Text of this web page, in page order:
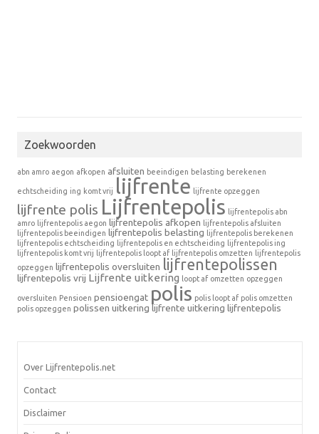
Zoekwoorden
abn amro aegon afkopen afsluiten beeindigen belasting berekenen
echtscheiding ing komt vrij lijfrente lijfrente opzeggen
lijfrente polis Lijfrentepolis lijfrentepolis abn
amro lijfrentepolis aegon lijfrentepolis afkopen lijfrentepolis afsluiten
lijfrentepolis beeindigen lijfrentepolis belasting lijfrentepolis berekenen
lijfrentepolis echtscheiding lijfrentepolis en echtscheiding lijfrentepolis ing
lijfrentepolis komt vrij lijfrentepolis loopt af lijfrentepolis omzetten lijfrentepolis
opzeggen lijfrentepolis oversluiten lijfrentepolissen
lijfrentepolis vrij Lijfrente uitkering loopt af omzetten opzeggen
oversluiten Pensioen pensioengat polis polis loopt af polis omzetten
polis opzeggen polissen uitkering lijfrente uitkering lijfrentepolis
Over Lijfrentepolis.net
Contact
Disclaimer